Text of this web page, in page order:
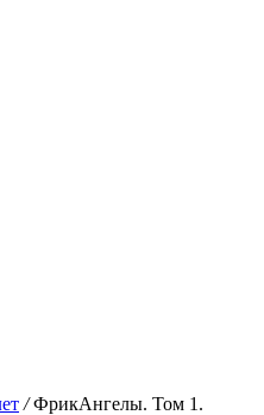
/ ФрикАнгелы. Том 1.